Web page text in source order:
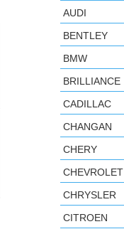
AUDI
BENTLEY
BMW
BRILLIANCE
CADILLAC
CHANGAN
CHERY
CHEVROLET
CHRYSLER
CITROEN